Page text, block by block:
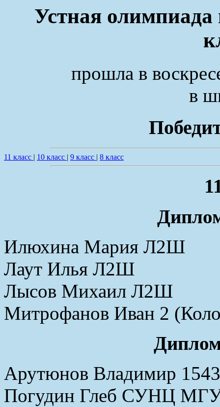
Устная олимпиада
прошла в
в
11 класс | 10 класс | 9 класс | 8 класс
Илюхина Мария Л2Ш
Лаут Илья Л2Ш
Лысов Михаил Л2Ш
Митрофанов Иван 2
Арутюнов Владимир 1543
Погудин Глеб СУНЦ